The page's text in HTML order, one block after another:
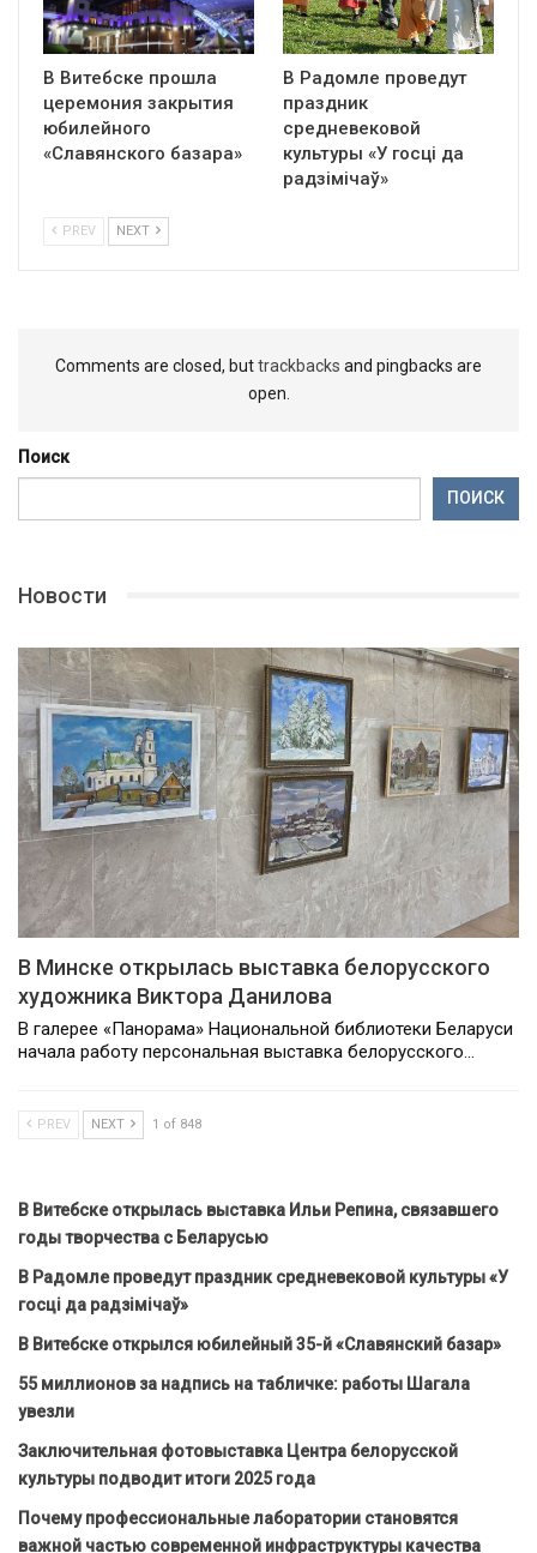
В Витебске прошла
церемония закрытия
юбилейного
«Славянского базара»
В Радомле проведут
праздник
средневековой
культуры «У госці да
радзімічаў»
PREV NEXT
Comments are closed, buttrackbacks and pingbacks are
open.
Поиск
ПОИСК
Новости
В Минске открылась выставка белорусского
художника Виктора Данилова
В галерее «Панорама» Национальной библиотеки Беларуси
начала работу персональная выставка белорусского…
PREV NEXT 1 of 848
В Витебске открылась выставка Ильи Репина, связавшего
годы творчества с Беларусью
В Радомле проведут праздник средневековой культуры «У
госці да радзімічаў»
В Витебске открылся юбилейный 35-й «Славянский базар»
55 миллионов за надпись на табличке: работы Шагала
увезли
Заключительная фотовыставка Центра белорусской
культуры подводит итоги 2025 года
Почему профессиональные лаборатории становятся
важной частью современной инфраструктуры качества